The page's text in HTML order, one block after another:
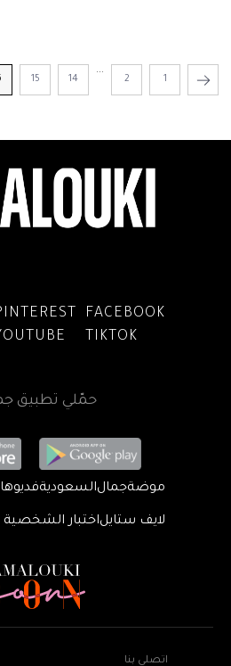
1
2
...
14
15
FACEBOOK
TIKTOK
حمّلي تطبيق
موضةجمالالسعودية
لايف ستايلاختبار الشخصية
اتصلي بنا